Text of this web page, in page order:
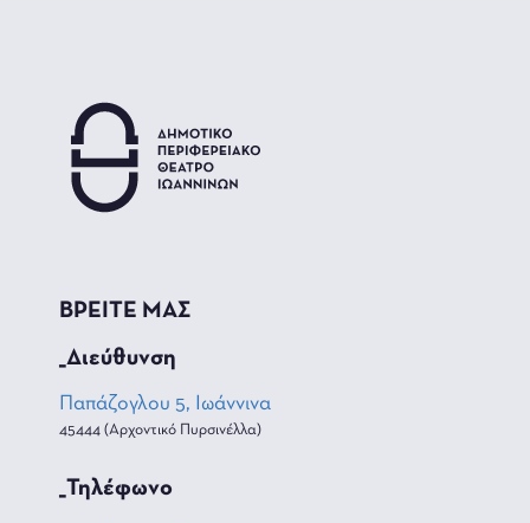
ΒΡΕΙΤΕ ΜΑΣ
_Διεύθυνση
Παπάζογλου 5, Ιωάννινα
45444 (Αρχοντικό Πυρσινέλλα)
_Τηλέφωνο